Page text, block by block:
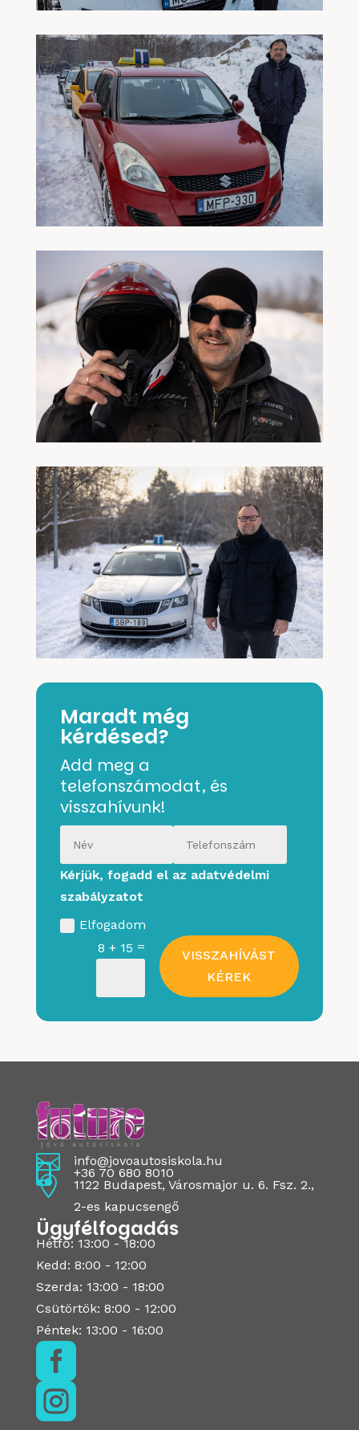
Maradt még
kérdésed?
Add meg a
telefonszámodat, és
visszahívunk!
Kérjük, fogadd el az adatvédelmi
szabályzatot
Elfogadom
8 + 15 =
VISSZAHÍVÁST
KÉREK
 info@jovoautosiskola.hu
 +36 70 680 8010

1122 Budapest, Városmajor u. 6. Fsz. 2.,
2-es kapucsengő
Ügyfélfogadás
Hétfő: 13:00 - 18:00
Kedd: 8:00 - 12:00
Szerda: 13:00 - 18:00
Csütörtök: 8:00 - 12:00
Péntek: 13:00 - 16:00

